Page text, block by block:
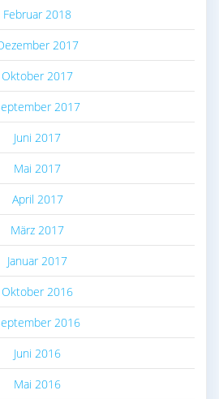
Februar 2018
2017
Oktober 2017
2017
Juni 2017
Mai 2017
April 2017
März 2017
Januar 2017
Oktober 2016
2016
Juni 2016
Mai 2016